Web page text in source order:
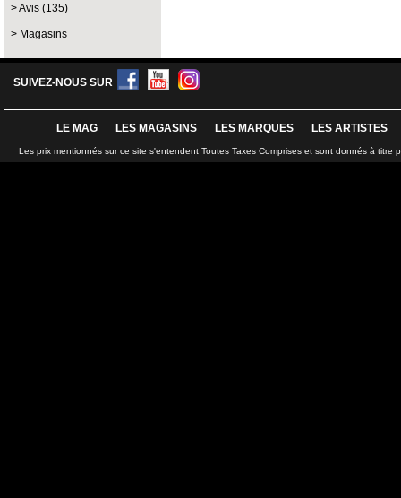
Avis (135)
Magasins
SUIVEZ-NOUS SUR
LE MAG LES MAGASINS LES MARQUES LES ARTISTES
Les prix mentionnés sur ce site s'entendent Toutes Taxes Comprises et sont donnés à